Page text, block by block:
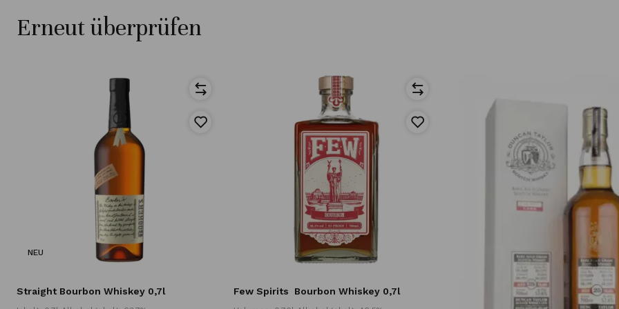
Erneut überprüfen
NEU
Straight Bourbon Whiskey 0,7l Few Spirits Bourbon Whiskey 0,7l